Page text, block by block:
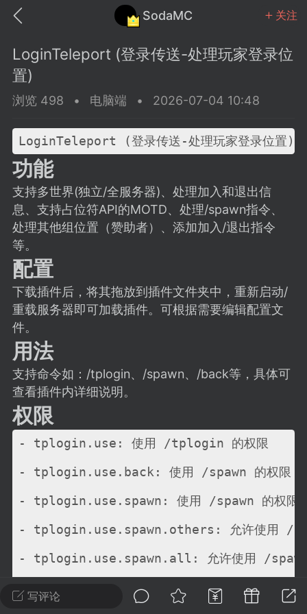
SodaMC 关注
中文社区 SodaMC
教程 材质 社区
潮涌核心
11-27 02:06
电脑端 社区规则
议贴】SodaMC 的改进与建议 🧃
社区的建议&反馈板块，欢迎每
在这里畅所欲言，提出你对 社区功能、
、管理方式等方面 的任何想法！...
11 5.9k
潮涌核心
永久赞助者
24 23:37
电脑端
反馈你遇到的问题 以及 你期望的功能等
不方便可尝试通过邮箱与作者进行反馈
写评论
LoginTeleport (登录传送-处理玩家登录位
置)
浏览 498 • 电脑端 • 2026-07-04 10:48
LoginTeleport (登录传送-处理玩家登录位置)
功能
支持多世界(独立/全服务器)、处理加入和退出信
息、支持占位符API的MOTD、处理/spawn指令、
处理其他组位置（赞助者）、添加加入/退出指令
等。
配置
下载插件后，将其拖放到插件文件夹中，重新启动/
重载服务器即可加载插件。可根据需要编辑配置文
件。
用法
支持命令如：/tplogin、/spawn、/back等，具体可
查看插件内详细说明。
权限
- tplogin.use: 使用 /tplogin 的权限
- tplogin.use.back: 使用 /spawn 的权限
- tplogin.use.spawn: 使用 /spawn 的权限
- tplogin.use.spawn.others: 允许使用 /
- tplogin.use.spawn.all: 允许使用 /
- tplogin.use.set: 允许使用 /tplogin